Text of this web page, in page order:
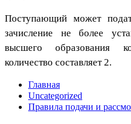
Поступающий может
зачисление не более
высшего образования
количество составляет 2.
Главная
Uncategorized
Правила подачи и